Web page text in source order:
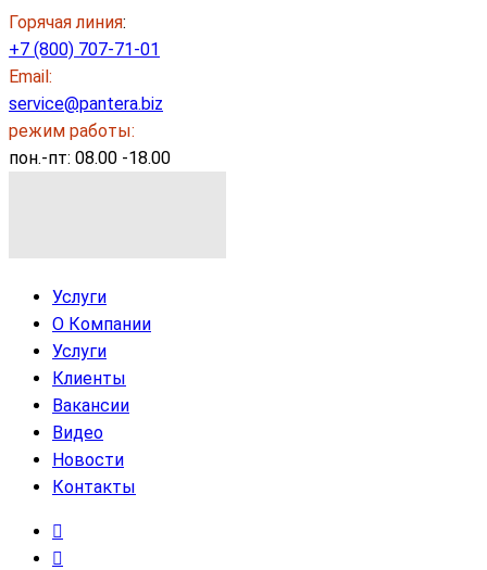
Горячая линия:
+7 (800) 707-71-01
Email:
service@pantera.biz
режим работы:
пон.-пт: 08.00 -18.00
Услуги
О Компании
Услуги
Клиенты
Вакансии
Видео
Новости
Контакты